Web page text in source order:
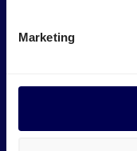
Marketing